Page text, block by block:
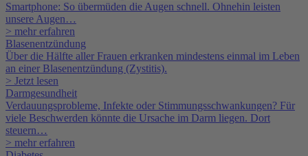
Smartphone: So übermüden die Augen schnell. Ohnehin leisten
unsere Augen…
> mehr erfahren
Blasenentzündung
Über die Hälfte aller Frauen erkranken mindestens einmal im Leben
an einer Blasenentzündung (Zystitis).
> Jetzt lesen
Darmgesundheit
Verdauungsprobleme, Infekte oder Stimmungsschwankungen? Für
viele Beschwerden könnte die Ursache im Darm liegen. Dort
steuern…
> mehr erfahren